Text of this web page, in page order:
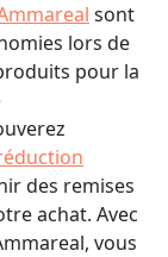
sont
lors de
pour la
des remises
achat. Avec
vous